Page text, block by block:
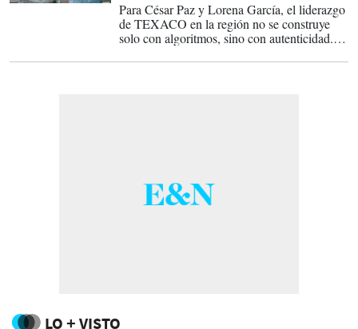
Para César Paz y Lorena García, el liderazgo
de TEXACO en la región no se construye
solo con algoritmos, sino con autenticidad.
verdadero reto del marketing moderno es
LO + VISTO